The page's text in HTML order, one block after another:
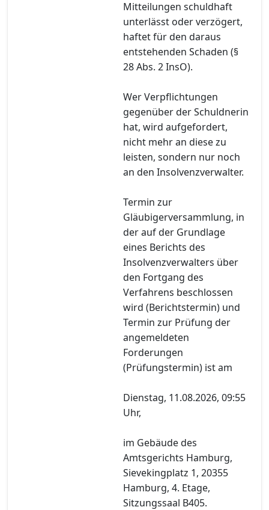
Mitteilungen schuldhaft
unterlässt oder verzögert,
haftet für den daraus
entstehenden Schaden (§
28 Abs. 2 InsO).
Wer Verpflichtungen
gegenüber der Schuldnerin
hat, wird aufgefordert,
nicht mehr an diese zu
leisten, sondern nur noch
an den Insolvenzverwalter.
Termin zur
Gläubigerversammlung, in
der auf der Grundlage
eines Berichts des
Insolvenzverwalters über
den Fortgang des
Verfahrens beschlossen
wird (Berichtstermin) und
Termin zur Prüfung der
angemeldeten
Forderungen
(Prüfungstermin) ist am
Dienstag, 11.08.2026, 09:55
Uhr,
im Gebäude des
Amtsgerichts Hamburg,
Sievekingplatz 1, 20355
Hamburg, 4. Etage,
Sitzungssaal B405.